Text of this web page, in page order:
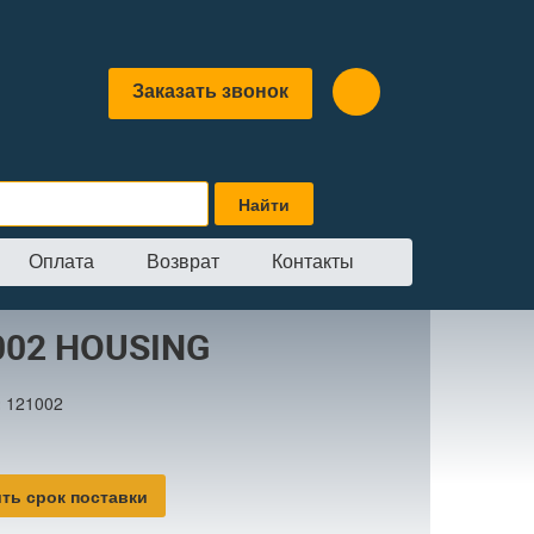
Заказать звонок
Оплата Возврат Контакты
HOUSING
121002
срок поставки